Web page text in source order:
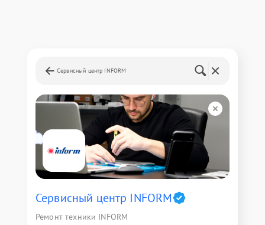
Сервисный центр INFORM
Сервисный центр INFORM
Ремонт техники INFORM